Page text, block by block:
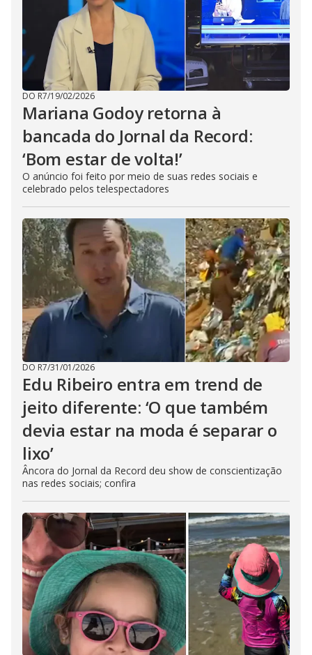
DO R7/19/02/2026
Mariana Godoy retorna à
bancada do Jornal da Record:
‘Bom estar de volta!’
O anúncio foi feito por meio de suas redes sociais e
celebrado pelos telespectadores
DO R7/31/01/2026
Edu Ribeiro entra em trend de
jeito diferente: ‘O que também
devia estar na moda é separar o
lixo’
Âncora do Jornal da Record deu show de conscientização
nas redes sociais; confira